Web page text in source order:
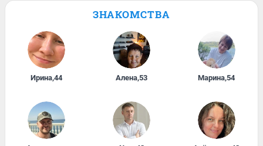
ЗНАКОМСТВА
Ирина,44 Алена,53 Марина,54